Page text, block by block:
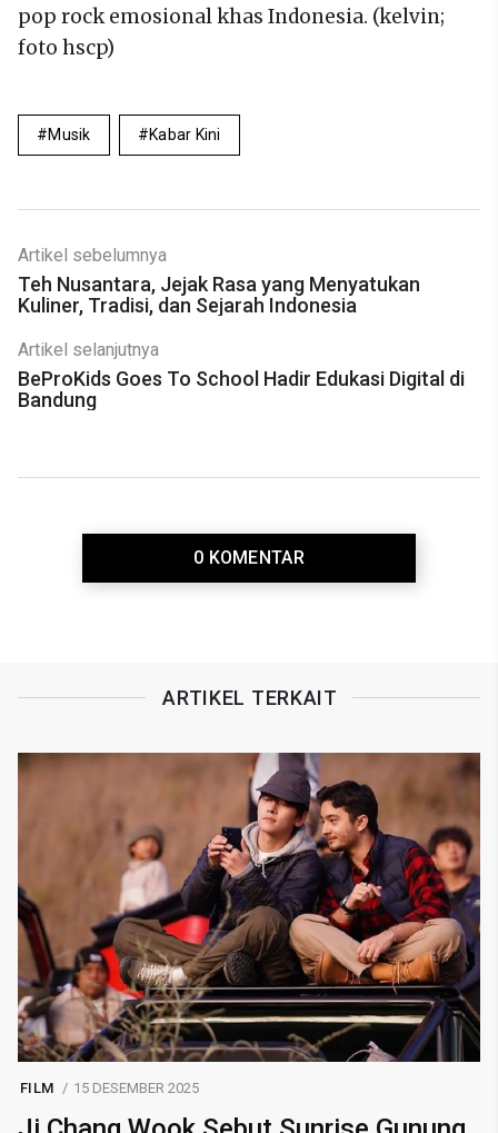
pop rock emosional khas Indonesia. (kelvin;
foto hscp)
Musik Kabar Kini
Artikel sebelumnya
Teh Nusantara, Jejak Rasa yang Menyatukan
Kuliner, Tradisi, dan Sejarah Indonesia
Artikel selanjutnya
BeProKids Goes To School Hadir Edukasi Digital di
Bandung
0 KOMENTAR
ARTIKEL TERKAIT
FILM 15 DESEMBER 2025